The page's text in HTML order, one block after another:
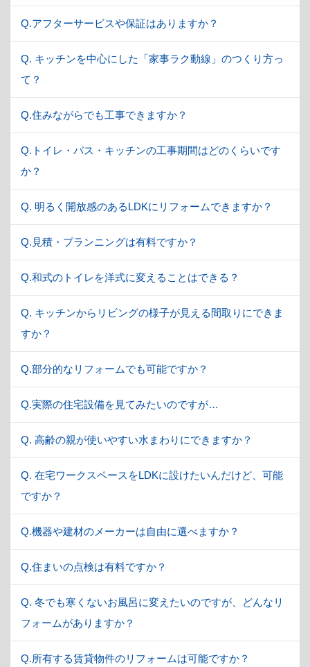
Q.アフターサービスや保証はありますか？
Q. キッチンを中心にした「家事ラク動線」のつくり方っ
て？
Q.住みながらでも工事できますか？
Q.トイレ・バス・キッチンの工事期間はどのくらいです
か？
Q. 明るく開放感のあるLDKにリフォームできますか？
Q.見積・プランニングは有料ですか？
Q.和式のトイレを洋式に変えることはできる？
Q. キッチンからリビングの様子が見える間取りにできま
すか？
Q.部分的なリフォームでも可能ですか？
Q.実際の住宅設備を見てみたいのですが…
Q. 高齢の親が使いやすい水まわりにできますか？
Q. 在宅ワークスペースをLDKに設けたいんだけど、可能
ですか？
Q.機器や建材のメーカーは自由に選べますか？
Q.住まいの点検は有料ですか？
Q. 冬でも寒くないお風呂に変えたいのですが、どんなリ
フォームがありますか？
Q.所有する賃貸物件のリフォームは可能ですか？